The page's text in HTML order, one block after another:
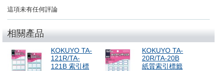
這項未有任何評論
相關產品
KOKUYO TA-
121R/TA-
121B 索引標
KOKUYO TA-
20R/TA-20B
紙質索引標籤